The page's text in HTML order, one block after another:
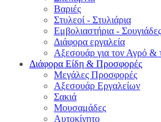
Βαριές
Στυλεοί - Στυλιάρια
Εμβολιαστήρια -
Διάφορα εργαλεία
Αξεσουάρ για τον Αγρό &
Διάφορα Είδη & Προσφορές
Μεγάλες Προσφορές
Αξεσουάρ Εργαλείων
Σακιά
Μουσαμάδες
Αυτοκίνητο